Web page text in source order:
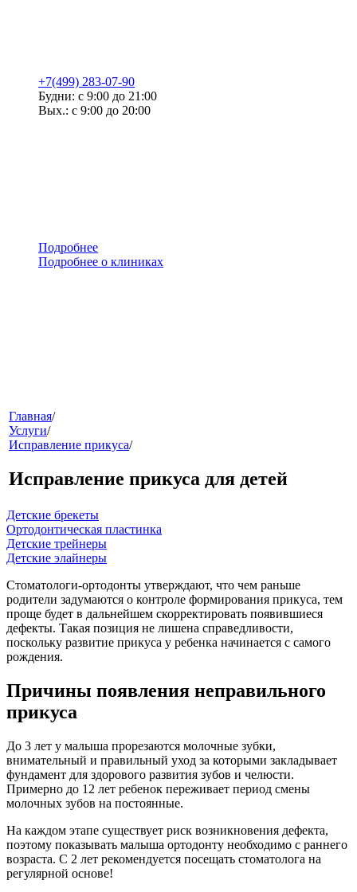
+7(499) 283-07-90
Будни: с 9:00 до 21:00
Вых.: с 9:00 до 20:00
Подробнее
Подробнее о клиниках
меню
звонок
клиники
Главная/
Услуги/
Исправление прикуса/
Исправление прикуса для детей
Детские брекеты
Ортодонтическая пластинка
Детские трейнеры
Детские элайнеры
Стоматологи-ортодонты утверждают, что чем раньше
родители задумаются о контроле формирования прикуса, тем
проще будет в дальнейшем скорректировать появившиеся
дефекты. Такая позиция не лишена справедливости,
поскольку развитие прикуса у ребенка начинается с самого
рождения.
Причины появления неправильного
прикуса
До 3 лет у малыша прорезаются молочные зубки,
внимательный и правильный уход за которыми закладывает
фундамент для здорового развития зубов и челюсти.
Примерно до 12 лет ребенок переживает период смены
молочных зубов на постоянные.
На каждом этапе существует риск возникновения дефекта,
поэтому показывать малыша ортодонту необходимо с раннего
возраста. С 2 лет рекомендуется посещать стоматолога на
регулярной основе!